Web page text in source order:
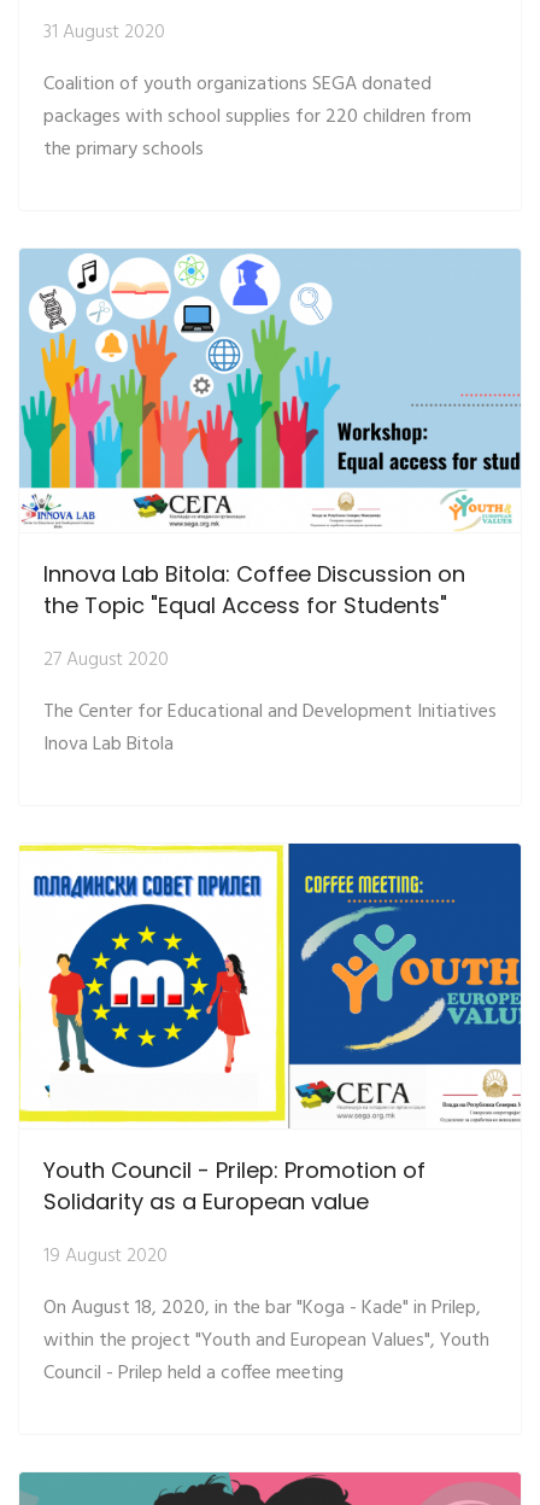
31 August 2020
Coalition of youth organizations SEGA donated
packages with school supplies for 220 children from
the primary schools
Innova Lab Bitola: Coffee Discussion on
the Topic "Equal Access for Students"
27 August 2020
The Center for Educational and Development Initiatives
Inova Lab Bitola
Youth Council - Prilep: Promotion of
Solidarity as a European value
19 August 2020
On August 18, 2020, in the bar "Koga - Kade" in Prilep,
within the project "Youth and European Values", Youth
Council - Prilep held a coffee meeting